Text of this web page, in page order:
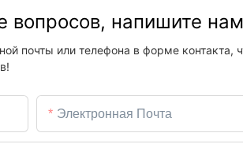
вопросов, напишите нам
почты или телефона в форме контакта,
Электронная Почта